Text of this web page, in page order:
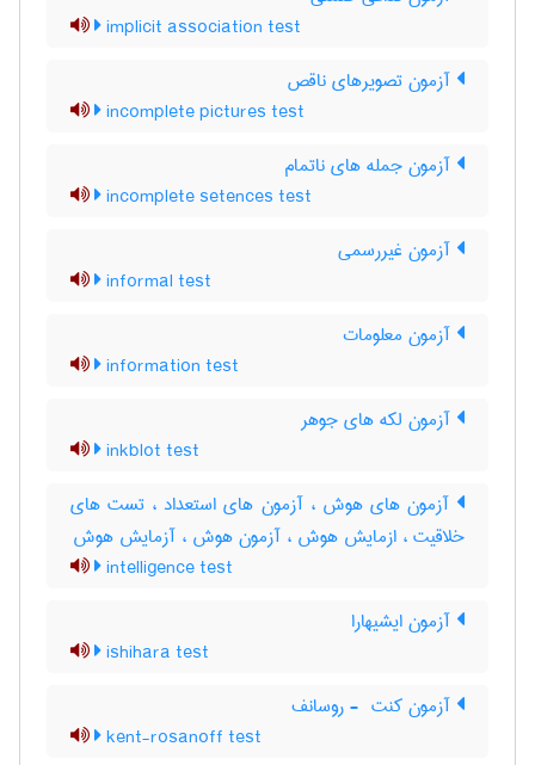
implicit association test
آزمون تصویرهای ناقص
incomplete pictures test
آزمون جمله های ناتمام
incomplete setences test
آزمون غیررسمی
informal test
آزمون معلومات
information test
آزمون لکه های جوهر
inkblot test
آزمون های هوش ، آزمون های استعداد ، تست های
خلاقیت ، ازمایش هوش ، آزمون هوش ، آزمایش هوش
intelligence test
آزمون ایشیهارا
ishihara test
آزمون کنت ‎ - روسانف
kent-rosanoff test